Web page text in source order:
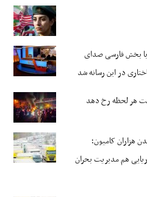
با بخش فارسی صدای
در این رسانه شد
هر لحظه رخ دهد
هزاران کامیون؛
هم مدیریت بحران